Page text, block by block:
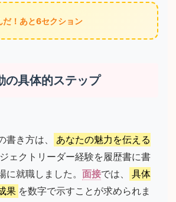
だ！あと6セクション
の具体的ステップ
書き方は、
あなたの魅力を伝える
ェクトリーダー経験を履歴書に書
に就職しました。 面接では、
具体
果 を数字で示すことが求められま